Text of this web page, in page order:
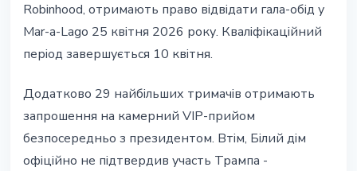
Robinhood, отримають право відвідати гала-обід у
Mar-a-Lago 25 квітня 2026 року. Кваліфікаційний
період завершується 10 квітня.
Додатково 29 найбільших тримачів отримають
запрошення на камерний VIP-прийом
безпосередньо з президентом. Втім, Білий дім
офіційно не підтвердив участь Трампа -